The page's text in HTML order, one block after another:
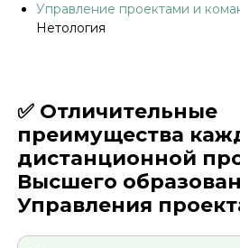
Управление проектами и
Нетология
✅ Отличительные
преимущества
дистанционной
Высшего
Управления